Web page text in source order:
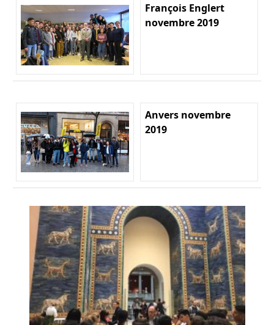
François Englert
novembre 2019
Anvers novembre
2019